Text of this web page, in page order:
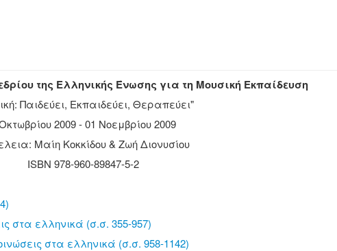
της Ελληνικής Ένωσης για τη Μουσική Εκπαίδευση
Παιδεύει, Εκπαιδεύει, Θεραπεύει"
2009 - 01 Νοεμβρίου 2009
Μαίη Κοκκίδου & Ζωή Διονυσίου
ISBN 978-960-89847-5-2
στα ελληνικά (σ.σ. 355-957)
στα ελληνικά (σ.σ. 958-1142)